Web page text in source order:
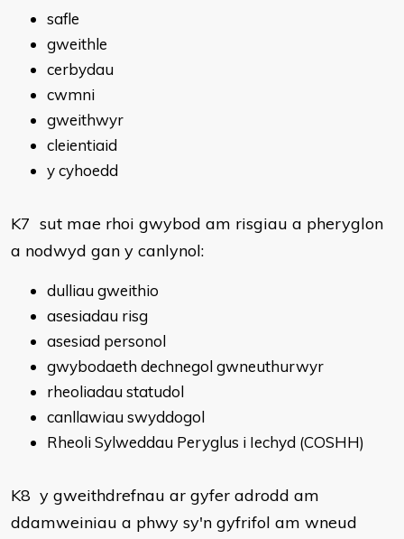
safle
gweithle
cerbydau
cwmni
gweithwyr
cleientiaid
y cyhoedd
K7 sut mae rhoi gwybod am risgiau a pheryglon
a nodwyd gan y canlynol:
dulliau gweithio
asesiadau risg
asesiad personol
gwybodaeth dechnegol gwneuthurwyr
rheoliadau statudol
canllawiau swyddogol
Rheoli Sylweddau Peryglus i Iechyd (COSHH)
K8 y gweithdrefnau ar gyfer adrodd am
ddamweiniau a phwy sy'n gyfrifol am wneud